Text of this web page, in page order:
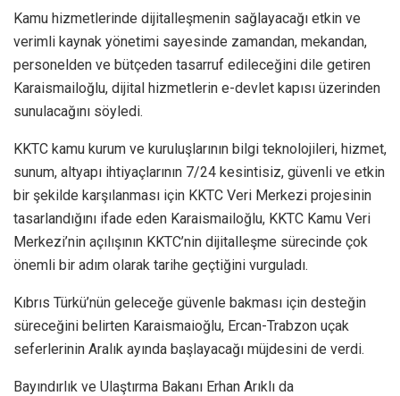
Kamu hizmetlerinde dijitalleşmenin sağlayacağı etkin ve
verimli kaynak yönetimi sayesinde zamandan, mekandan,
personelden ve bütçeden tasarruf edileceğini dile getiren
Karaismailoğlu, dijital hizmetlerin e-devlet kapısı üzerinden
sunulacağını söyledi.
KKTC kamu kurum ve kuruluşlarının bilgi teknolojileri, hizmet,
sunum, altyapı ihtiyaçlarının 7/24 kesintisiz, güvenli ve etkin
bir şekilde karşılanması için KKTC Veri Merkezi projesinin
tasarlandığını ifade eden Karaismailoğlu, KKTC Kamu Veri
Merkezi’nin açılışının KKTC’nin dijitalleşme sürecinde çok
önemli bir adım olarak tarihe geçtiğini vurguladı.
Kıbrıs Türkü’nün geleceğe güvenle bakması için desteğin
süreceğini belirten Karaismaioğlu, Ercan-Trabzon uçak
seferlerinin Aralık ayında başlayacağı müjdesini de verdi.
Bayındırlık ve Ulaştırma Bakanı Erhan Arıklı da